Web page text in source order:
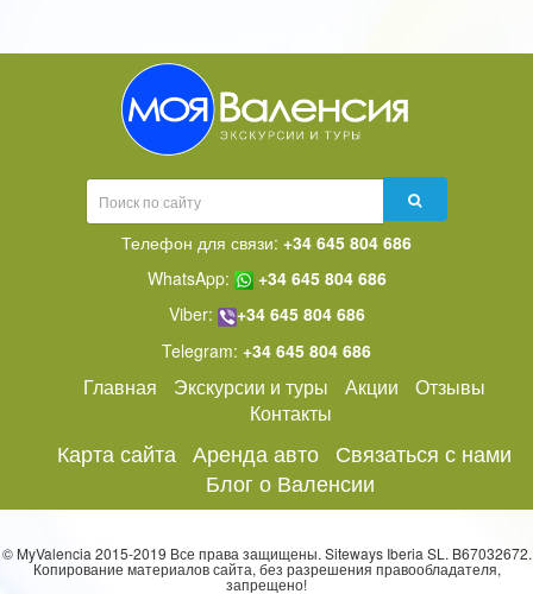
Телефон для связи: +34 645 804 686
WhatsApp:
+34 645 804 686
Viber:
+34 645 804 686
Telegram: +34 645 804 686
Главная Экскурсии и туры Акции
Отзывы
Контакты
Карта сайта Аренда авто Связаться с нами
Блог о Валенсии
© MyValencia 2015-2019 Все права защищены. Siteways Iberia SL. B67032672.
Копирование материалов сайта, без разрешения правообладателя,
запрещено!